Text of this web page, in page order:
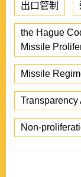
出口管制
the Hague
Missile
Missile
Transparency
Non-